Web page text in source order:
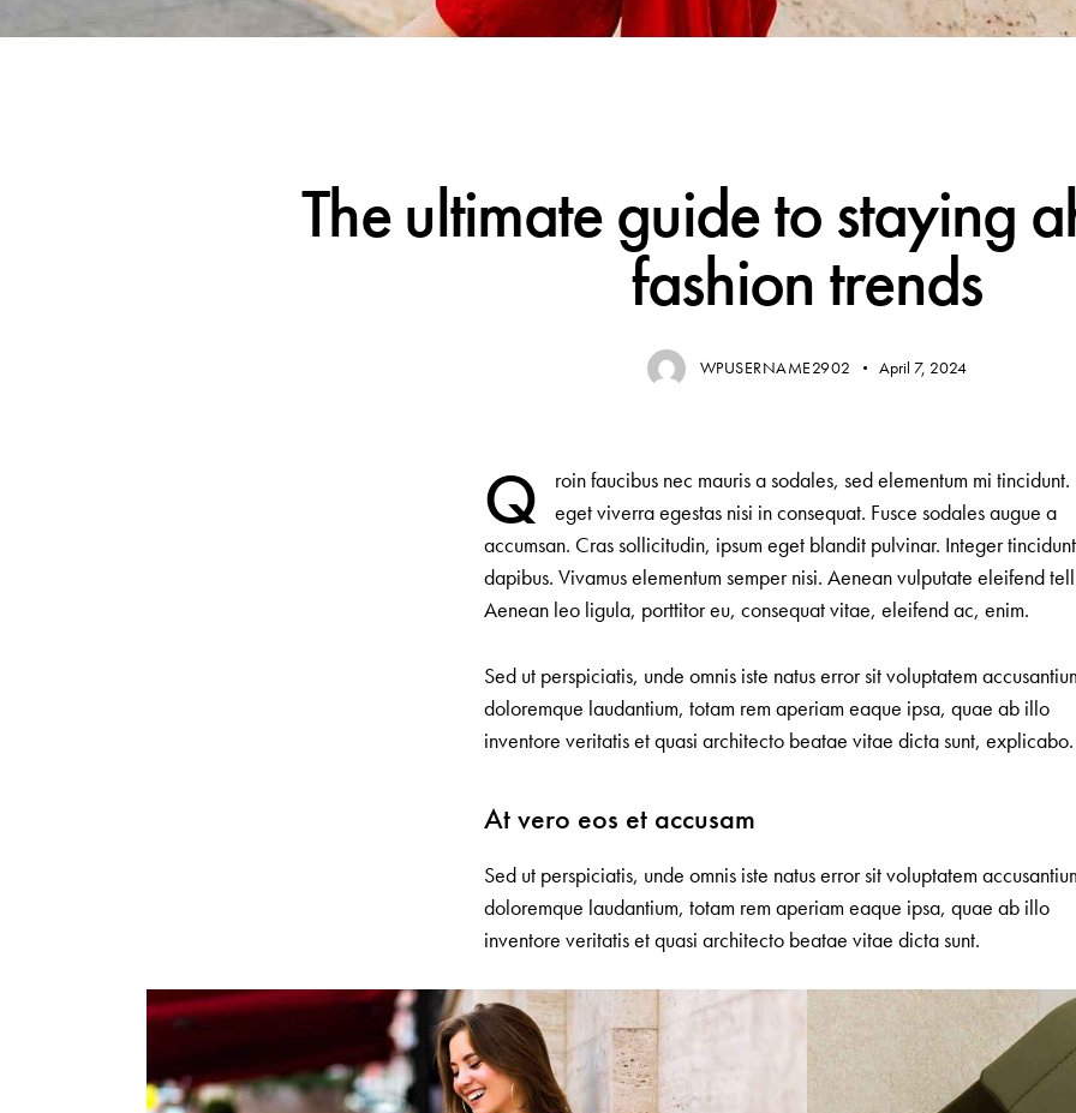
The ultimate guide to staying
fashion trends
WPUSERNAME2902 April 7, 2024
Q
roin faucibus nec mauris a sodales, sed elementum mi tincidunt.
eget viverra egestas nisi in consequat. Fusce sodales augue a
accumsan. Cras sollicitudin, ipsum eget blandit pulvinar. Integer
dapibus. Vivamus elementum semper nisi. Aenean vulputate eleifend
Aenean leo ligula, porttitor eu, consequat vitae, eleifend ac, enim.
Sed ut perspiciatis, unde omnis iste natus error sit voluptatem
doloremque laudantium, totam rem aperiam eaque ipsa, quae ab illo
inventore veritatis et quasi architecto beatae vitae dicta sunt, explicabo.
At vero eos et accusam
Sed ut perspiciatis, unde omnis iste natus error sit voluptatem
doloremque laudantium, totam rem aperiam eaque ipsa, quae ab illo
inventore veritatis et quasi architecto beatae vitae dicta sunt.